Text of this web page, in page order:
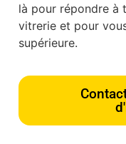
là pour répondre à
vitrerie et pour
supérieure.